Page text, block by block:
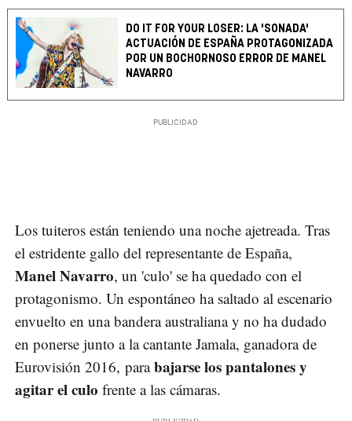
DO IT FOR YOUR LOSER: LA 'SONADA'
ACTUACIÓN DE ESPAÑA PROTAGONIZADA
POR UN BOCHORNOSO ERROR DE MANEL
NAVARRO
Los tuiteros están teniendo una noche ajetreada. Tras
el estridente gallo del representante de España,
Manel Navarro, un 'culo' se ha quedado con el
protagonismo. Un espontáneo ha saltado al escenario
envuelto en una bandera australiana y no ha dudado
en ponerse junto a la cantante Jamala, ganadora de
Eurovisión 2016, parabajarse los pantalones y
agitar el culo frente a las cámaras.